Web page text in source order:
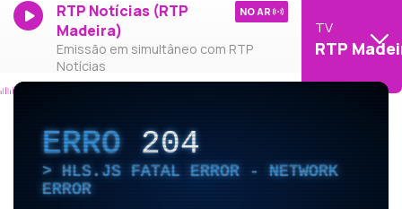
RTP Notícias (RTP
Madeira)
Emissão em simultâneo com RTP
Notícias
NO AR
TV
RTP
ERRO204
HLS.JS FATAL ERROR - NETWORK
ERROR